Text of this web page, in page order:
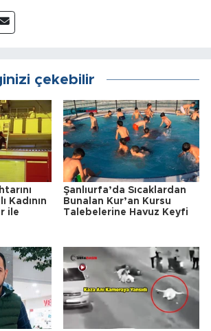
çekebilir
Kadının
ile
Şanlıurfa’da Sıcaklardan
Bunalan Kur’an Kursu
Talebelerine Havuz Keyfi